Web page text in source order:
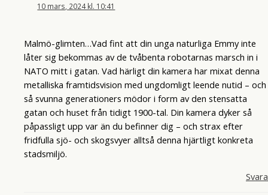
10 mars, 2024 kl. 10:41
Malmö-glimten…Vad fint att din unga naturliga Emmy inte
låter sig bekommas av de tvåbenta robotarnas marsch in i
NATO mitt i gatan. Vad härligt din kamera har mixat denna
metalliska framtidsvision med ungdomligt leende nutid – och
så svunna generationers mödor i form av den stensatta
gatan och huset från tidigt 1900-tal. Din kamera dyker så
påpassligt upp var än du befinner dig – och strax efter
fridfulla sjö- och skogsvyer alltså denna hjärtligt konkreta
stadsmiljö.
Svara